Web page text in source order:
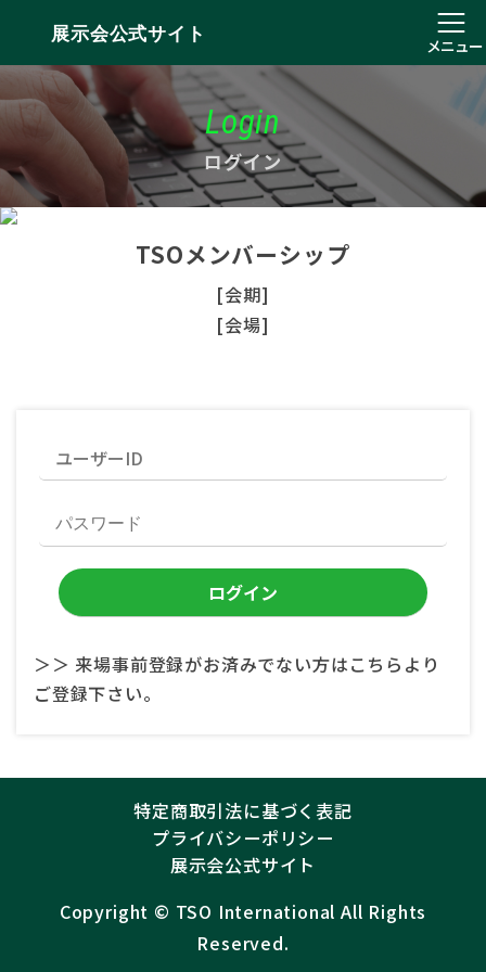
展示会公式サイト
メニュー
Login
ログイン
TSOメンバーシップ
[会期]
[会場]
＞＞ 来場事前登録がお済みでない方はこちらより
ご登録下さい。
特定商取引法に基づく表記
プライバシーポリシー
展示会公式サイト
Copyright ©︎ TSO International All Rights
Reserved.